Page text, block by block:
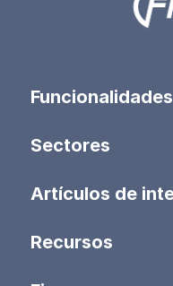
Funcionalidades
Sectores
Artículos de
Recursos